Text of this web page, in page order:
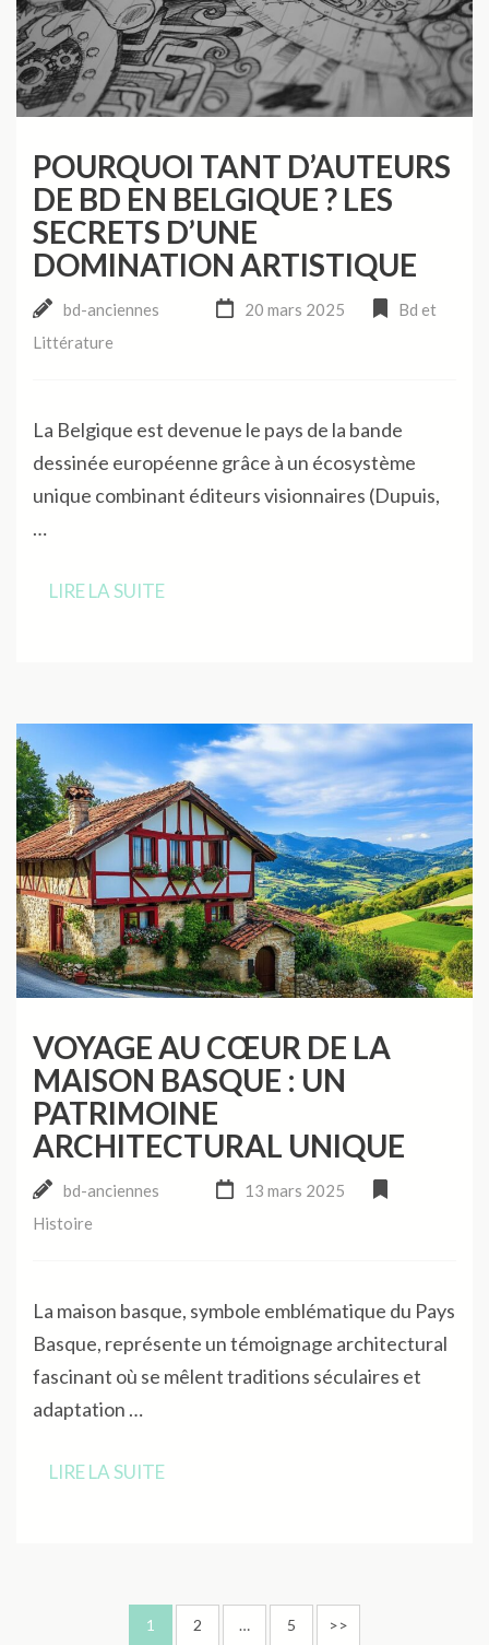
POURQUOI TANT D’AUTEURS
DE BD EN BELGIQUE ? LES
SECRETS D’UNE
DOMINATION ARTISTIQUE
bd-anciennes 20 mars 2025
Bd et
Littérature
La Belgique est devenue le pays de la bande
dessinée européenne grâce à un écosystème
unique combinant éditeurs visionnaires (Dupuis,
…
LIRE LA SUITE
VOYAGE AU CŒUR DE LA
MAISON BASQUE : UN
PATRIMOINE
ARCHITECTURAL UNIQUE
bd-anciennes
13 mars 2025
Histoire
La maison basque, symbole emblématique du Pays
Basque, représente un témoignage architectural
fascinant où se mêlent traditions séculaires et
adaptation …
LIRE LA SUITE
PaginationPage
1 Page
2 … Page
5 >>